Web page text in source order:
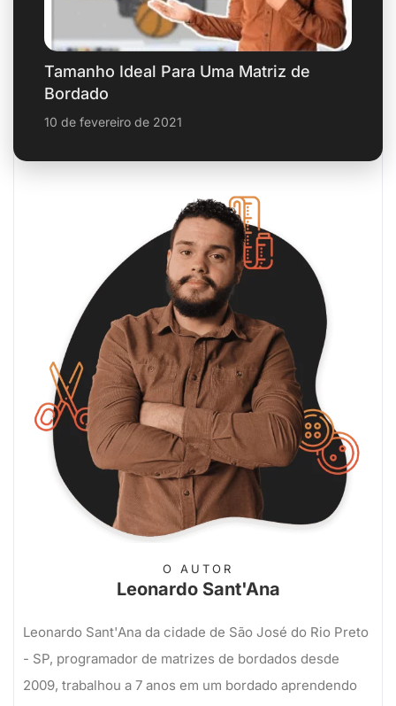
Tamanho Ideal Para Uma Matriz de
Bordado
10 de fevereiro de 2021
O AUTOR
Leonardo Sant'Ana
Leonardo Sant'Ana da cidade de São José do Rio Preto
- SP, programador de matrizes de bordados desde
2009, trabalhou a 7 anos em um bordado aprendendo